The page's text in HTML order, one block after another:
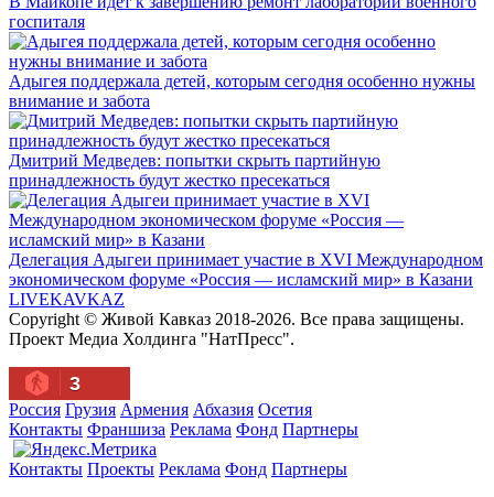
госпиталя
Адыгея поддержала детей, которым сегодня особенно нужны
внимание и забота
Дмитрий Медведев: попытки скрыть партийную
принадлежность будут жестко пресекаться
Делегация Адыгеи принимает участие в XVI Международном
экономическом форуме «Россия — исламский мир» в Казани
LIVEKAVKAZ
Copyright © Живой Кавказ 2018-2026. Все права защищены.
Проект Медиа Холдинга "НатПресс".
3
Россия Грузия Армения Абхазия Осетия
Контакты Франшиза Реклама Фонд Партнеры
Контакты Проекты Реклама Фонд Партнеры